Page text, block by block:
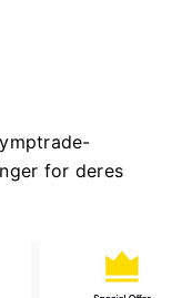
for deres